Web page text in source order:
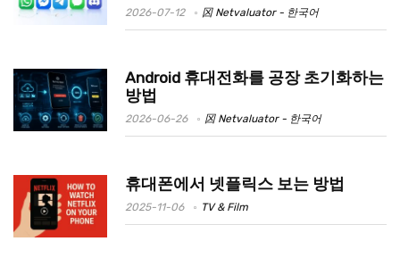
2026-07-12 龱 Netvaluator - 한국어
Android 휴대전화를 공장 초기화하는
방법
2026-06-26 龱 Netvaluator - 한국어
휴대폰에서 넷플릭스 보는 방법
2025-11-06 TV & Film